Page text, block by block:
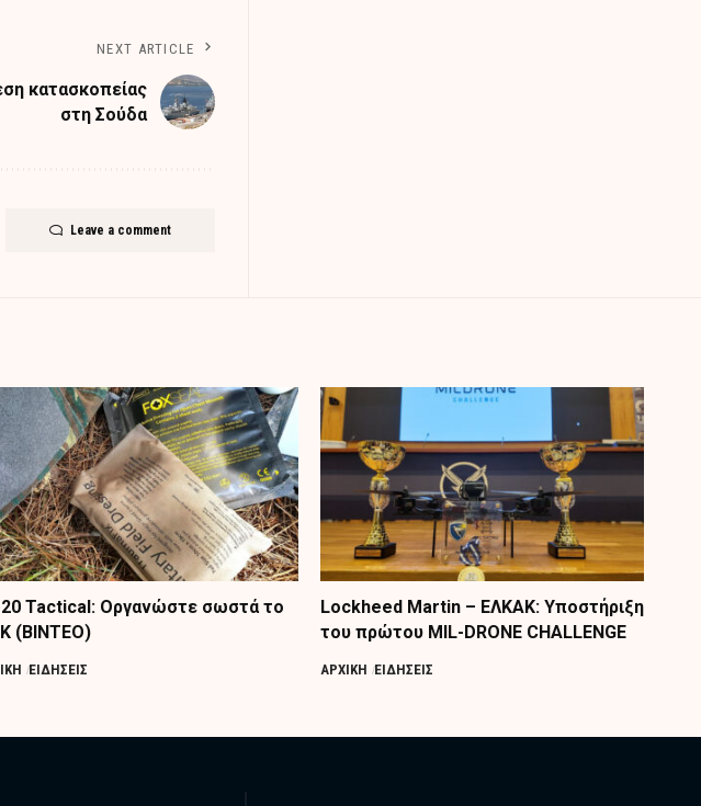
NEXT ARTICLE
κατασκοπείας
στη Σούδα
Leave a comment
Tactical: Οργανώστε σωστά το
(ΒΙΝΤΕΟ)
ΕΙΔΗΣΕΙΣ
Lockheed Martin – ΕΛΚΑΚ: Υποστήριξη
του πρώτου MIL-DRONE CHALLENGE
ΑΡΧΙΚΗ ΕΙΔΗΣΕΙΣ